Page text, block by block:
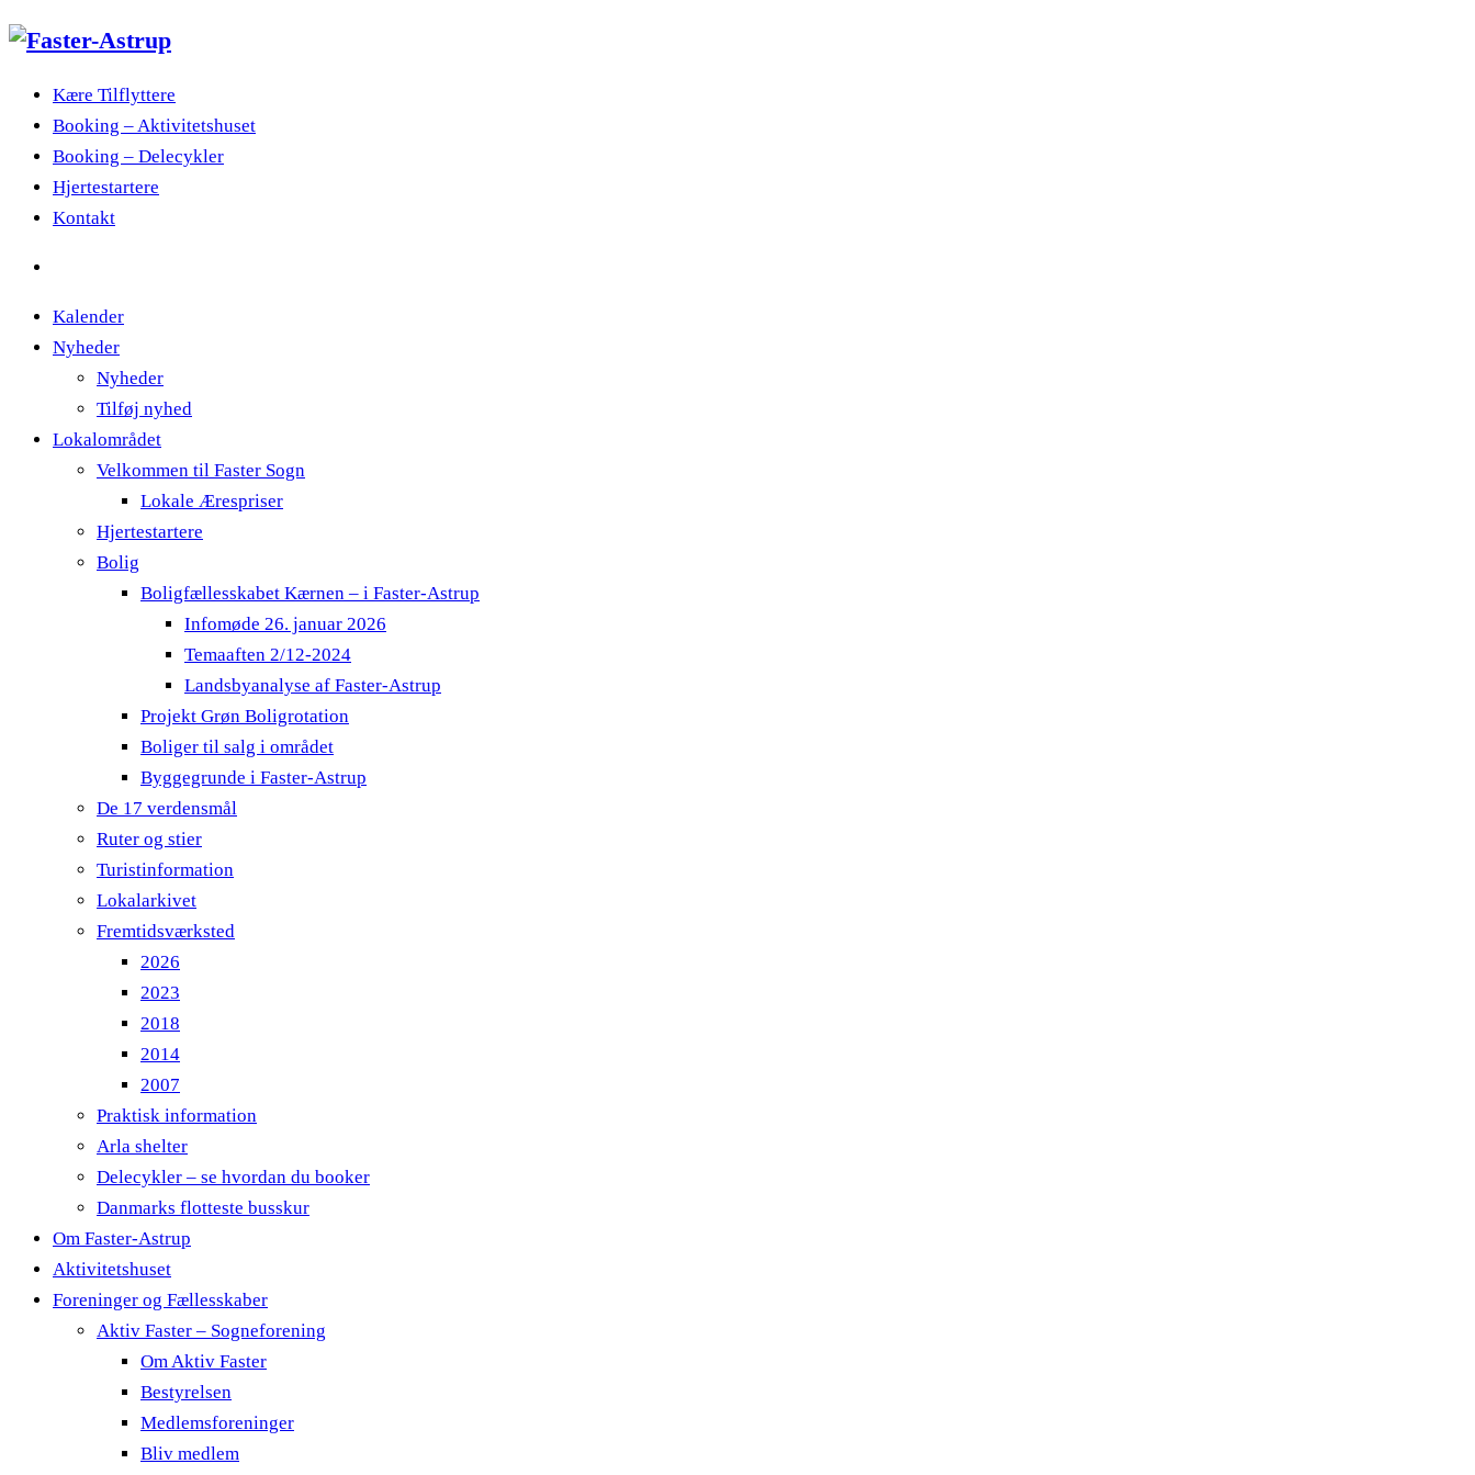
Kære Tilflyttere
Booking – Aktivitetshuset
Booking – Delecykler
Hjertestartere
Kontakt
Kalender
Nyheder
Nyheder
Tilføj nyhed
Lokalområdet
Velkommen til Faster Sogn
Lokale Ærespriser
Hjertestartere
Bolig
Boligfællesskabet Kærnen – i Faster-Astrup
Infomøde 26. januar 2026
Temaaften 2/12-2024
Landsbyanalyse af Faster-Astrup
Projekt Grøn Boligrotation
Boliger til salg i området
Byggegrunde i Faster-Astrup
De 17 verdensmål
Ruter og stier
Turistinformation
Lokalarkivet
Fremtidsværksted
2026
2023
2018
2014
2007
Praktisk information
Arla shelter
Delecykler – se hvordan du booker
Danmarks flotteste busskur
Om Faster-Astrup
Aktivitetshuset
Foreninger og Fællesskaber
Aktiv Faster – Sogneforening
Om Aktiv Faster
Bestyrelsen
Medlemsforeninger
Bliv medlem